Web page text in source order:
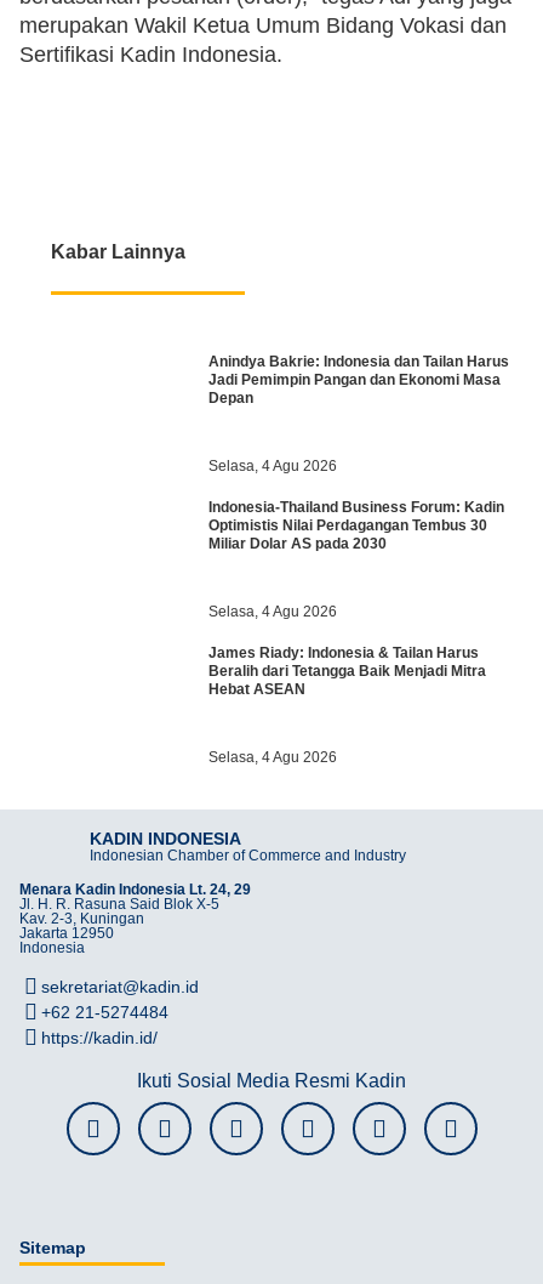
merupakan Wakil Ketua Umum Bidang Vokasi dan
Sertifikasi Kadin Indonesia.
Kabar Lainnya
Anindya Bakrie: Indonesia dan Tailan Harus
Jadi Pemimpin Pangan dan Ekonomi Masa
Depan
Selasa, 4 Agu 2026
Indonesia-Thailand Business Forum: Kadin
Optimistis Nilai Perdagangan Tembus 30
Miliar Dolar AS pada 2030
Selasa, 4 Agu 2026
James Riady: Indonesia & Tailan Harus
Beralih dari Tetangga Baik Menjadi Mitra
Hebat ASEAN
Selasa, 4 Agu 2026
KADIN INDONESIA
Indonesian Chamber of Commerce and Industry
Menara Kadin Indonesia Lt. 24, 29
Jl. H. R. Rasuna Said Blok X-5
Kav. 2-3, Kuningan
Jakarta 12950
Indonesia
sekretariat@kadin.id
+62 21-5274484
https://kadin.id/
Ikuti Sosial Media Resmi Kadin
Sitemap